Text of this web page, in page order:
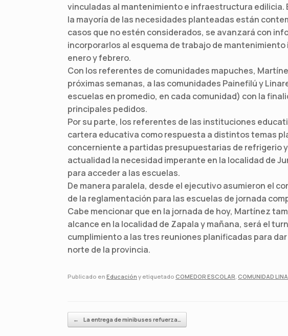
vinculadas al mantenimiento e infraestructura edilicia.
la mayoría de las necesidades planteadas están
casos que no estén considerados, se avanzará con
incorporarlos al esquema de trabajo de
enero y febrero.
Con los referentes de comunidades mapuches,
próximas semanas, a las comunidades Painefilú y
escuelas en promedio, en cada comunidad) con la
principales pedidos.
Por su parte, los referentes de las instituciones
cartera educativa como respuesta a distintos temas
concerniente a partidas presupuestarias de refrigerio
actualidad la necesidad imperante en la localidad de
para acceder a las escuelas.
De manera paralela, desde el ejecutivo asumieron el
de la reglamentación para las escuelas de jornada
Cabe mencionar que en la jornada de hoy, Martínez
alcance en la localidad de Zapala y mañana, será el
cumplimiento a las tres reuniones planificadas para
norte de la provincia.
Publicado en Educación y etiquetado COMEDOR ESCOLAR, COMUNIDAD
Navegador de artículos
← La entrega de minibuses refuerza…